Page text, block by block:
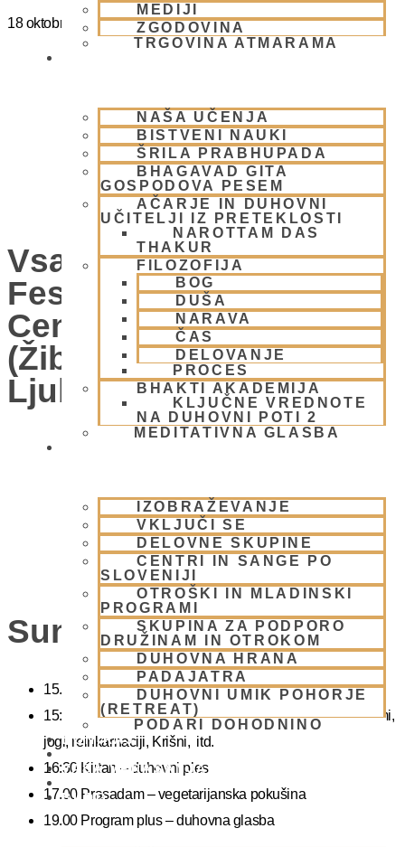
MEDIJI
ZGODOVINA
TRGOVINA ATMARAMA
NAŠA UČENJA
BISTVENI NAUKI
ŠRILA PRABHUPADA
BHAGAVAD GITA
GOSPODOVA PESEM
AČARJE IN DUHOVNI
UČITELJI IZ PRETEKLOSTI
NAROTTAM DAS
THAKUR
FILOZOFIJA
BOG
DUŠA
NARAVA
ČAS
DELOVANJE
PROCES
BHAKTI AKADEMIJA
KLJUČNE VREDNOTE
NA DUHOVNI POTI 2
MEDITATIVNA GLASBA
IZOBRAŽEVANJE
VKLJUČI SE
DELOVNE SKUPINE
CENTRI IN SANGE PO
SLOVENIJI
OTROŠKI IN MLADINSKI
PROGRAMI
SKUPINA ZA PODPORO
DRUŽINAM IN OTROKOM
DUHOVNA HRANA
PADAJATRA
DUHOVNI UMIK POHORJE
(RETREAT)
PODARI DOHODNINO
DONIRAJ
KOLEDAR
VAŠA VPRAŠANJA
BLOG
18 oktobra @ 15:00 -20:00
Vsako Nedeljo Mini
Festival V Hare Krišna
Centru – VABLJENI
(Žibertova 27, 1000
Ljubljana)
Sunday Feast
15.00 Bhadžani – duhovna glasba
15:40 Predavanje – predavanja iz zakladnice Ved o karmi,
jogi, reinkarnaciji, Krišni, itd.
16:30 Kirtan – duhovni ples
17.00 Prasadam – vegetarijanska pokušina
19.00 Program plus – duhovna glasba